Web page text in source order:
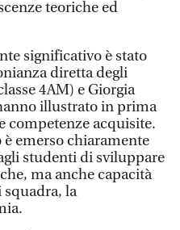
teoriche ed
significativo è stato
diretta degli
4AM) e Giorgia
illustrato in prima
competenze acquisite.
emerso chiaramente
studenti di sviluppare
ma anche capacità
squadra, la